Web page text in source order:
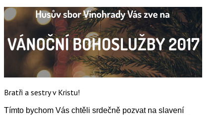
Bratři a sestry v Kristu!
Tímto bychom Vás chtěli srdečně pozvat na slavení